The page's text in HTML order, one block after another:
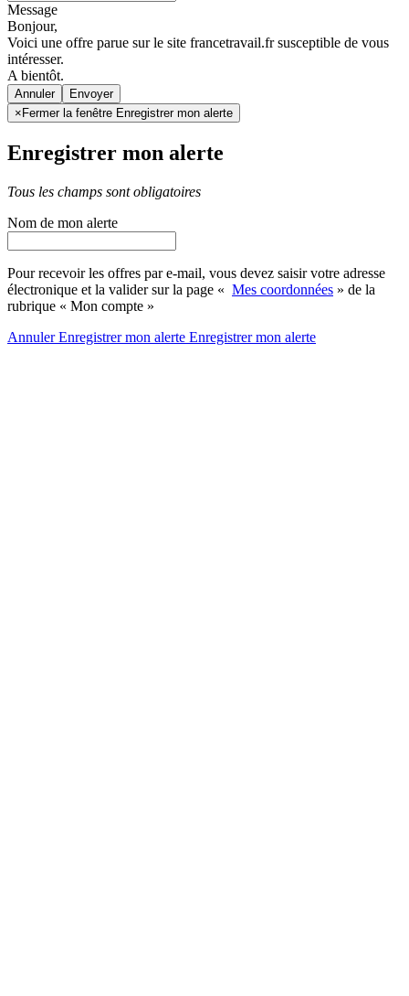
Message
Bonjour,
Voici une offre parue sur le site francetravail.fr susceptible de vous
intéresser.
A bientôt.
Annuler
×Fermer la fenêtre Enregistrer mon alerte
Enregistrer mon alerte
Tous les champs sont obligatoires
Nom de mon alerte
Pour recevoir les offres par e-mail, vous devez saisir votre adresse
électronique et la valider sur la page « Mes coordonnées » de la
rubrique « Mon compte »
AnnulerEnregistrer mon alerte Enregistrermon alerte